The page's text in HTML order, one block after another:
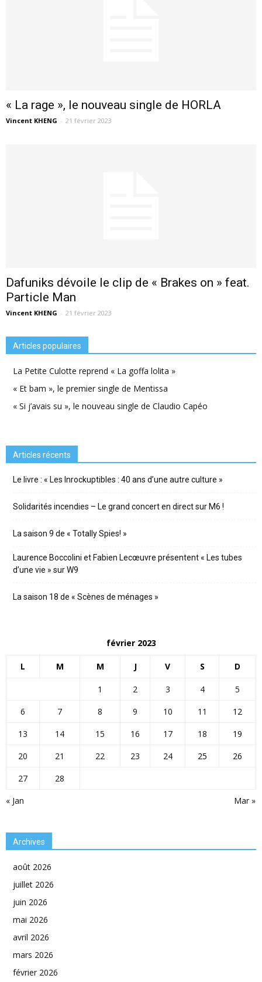
« La rage », le nouveau single de HORLA
Vincent KHENG - 21 février 2023
Dafuniks dévoile le clip de « Brakes on » feat.
Particle Man
Vincent KHENG - 21 février 2023
Articles populaires
La Petite Culotte reprend « La goffa lolita »
« Et bam », le premier single de Mentissa
« Si j’avais su », le nouveau single de Claudio Capéo
Articles récents
Le livre : « Les Inrockuptibles : 40 ans d’une autre culture »
Solidarités incendies – Le grand concert en direct sur M6 !
La saison 9 de « Totally Spies! »
Laurence Boccolini et Fabien Lecœuvre présentent « Les tubes
d’une vie » sur W9
La saison 18 de « Scènes de ménages »
février 2023
L M M J V S D
« Jan Mar »
1 2 3 4
5
6
7 8 9 10 11
12
13
14 15 16 17 18
19
20
21 22 23 24 25
26
27
28
Archives
août 2026
juillet 2026
juin 2026
mai 2026
avril 2026
mars 2026
février 2026